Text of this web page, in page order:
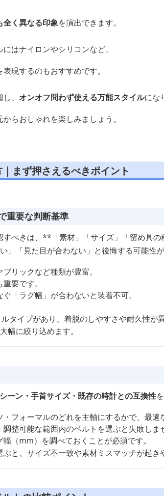
全く異なる印象を演出できます。
はナイロンやシリコンなど、
現するのもおすすめです。
、 オンオフ問わず使える万能スタイルにな
らおしゃれを楽しみましょう。
まず押さえるべきポイント
重要な判断基準
べきは、**「素材」「サイズ」「留め具の
」「見た目が合わない」と後悔する可能性が
リックなど種類が豊富。
要です。
「ラグ幅」が合わないと装着不可。
タイプがあり、着脱のしやすさや耐久性が
幅に絞り込めます。
ーン・手首サイズ・既存の時計との互換性
フォーマルのどれを主軸にするかで、最適
整可能な範囲内のベルトを選ぶと失敗しま
（mm）を調べておくことが必須です。
と、サイズ不一致や素材ミスマッチが起き